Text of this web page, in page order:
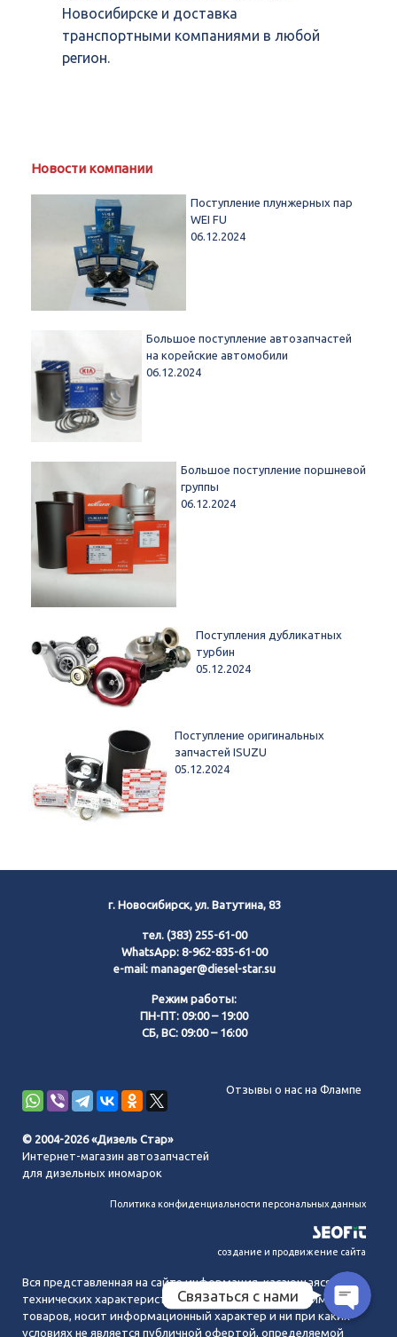
Новосибирске и доставка
транспортными компаниями в любой
регион.
Новости компании
Поступление плунжерных пар
WEI FU
06.12.2024
Большое поступление автозапчастей
на корейские автомобили
06.12.2024
Большое поступление поршневой
группы
06.12.2024
Поступления дубликатных
турбин
05.12.2024
Поступление оригинальных
запчастей ISUZU
05.12.2024
г. Новосибирск, ул. Ватутина, 83
тел. (383) 255-61-00
WhatsApp: 8-962-835-61-00
e-mail: manager@diesel-star.su
Режим работы:
ПН-ПТ: 09:00 – 19:00
СБ, ВС: 09:00 – 16:00
Отзывы о нас на Флампе
© 2004-2026 «Дизель Стар»
Интернет-магазин автозапчастей
для дизельных иномарок
Политика конфиденциальности персональных данных
создание и продвижение сайта
Вся представленная на сайте информация, касающаяся
технических характеристик, наличия на складе, стоимости
товаров, носит информационный характер и ни при каких
условиях не является публичной офертой, определяемой
Связаться с нами